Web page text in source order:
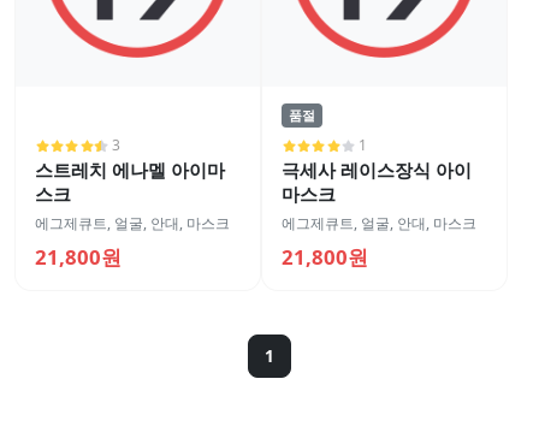
3
스트레치 에나멜 아이마
스크
에그제큐트, 얼굴, 안대, 마스크
21,800원
품절
1
극세사 레이스장식 아이
마스크
에그제큐트, 얼굴, 안대, 마스크
21,800원
1